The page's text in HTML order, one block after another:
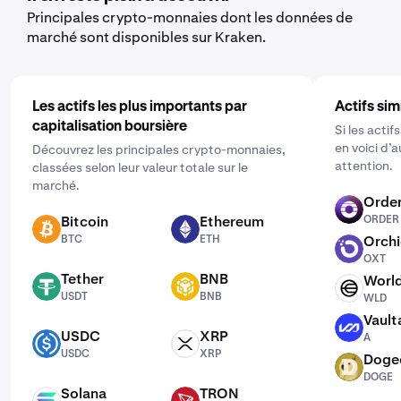
souhaitez acheter et sélectionnez la fréquence en
cliquant sur "Ponctuel" et en choisissant un calendrier
qui vous convient : quotidien, hebdomadaire ou mensuel.
Principales crypto-monnaies dont les données de
marché sont disponibles sur Kraken.
Les actifs les plus importants par
capitalisation boursière
Découvrez les principales crypto-monnaies,
classées selon leur valeur totale sur le
marché.
BTC Bitcoin
BTC
ETH Ethereum
ETH
USDT Tether
USDT
BNB BNB
BNB
USDC USDC
USDC
XRP XRP
XRP
Solana TRON
Actifs
Si les
en voici
attention.
ORDER
ORDER
OXT
OXT
WLD
WLD
A
A
DOGE
DOGE